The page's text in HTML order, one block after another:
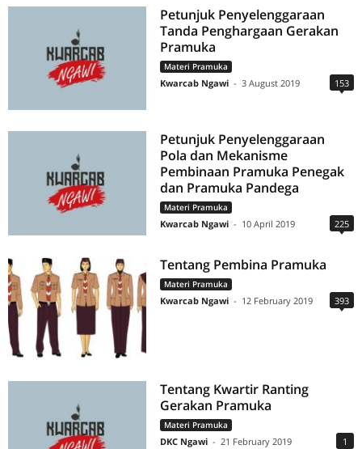
Petunjuk Penyelenggaraan
Tanda Penghargaan Gerakan
Pramuka
Materi Pramuka
Kwarcab Ngawi - 3 August 2019 153
Petunjuk Penyelenggaraan
Pola dan Mekanisme
Pembinaan Pramuka Penegak
dan Pramuka Pandega
Materi Pramuka
Kwarcab Ngawi - 10 April 2019 225
Tentang Pembina Pramuka
Materi Pramuka
Kwarcab Ngawi - 12 February 2019 393
Tentang Kwartir Ranting
Gerakan Pramuka
Materi Pramuka
DKC Ngawi - 21 February 2019 1